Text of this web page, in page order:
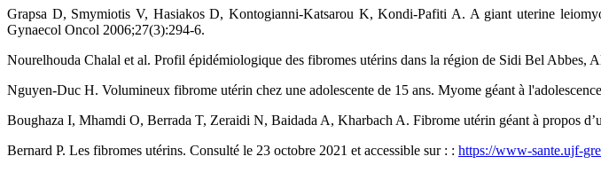
Grapsa D, Smymiotis V, Hasiakos D, Kontogianni-Katsarou K, Kondi-Pafiti A. A giant uterine
Gynaecol Oncol 2006;27(3):294-6.
Nourelhouda Chalal et al. Profil épidémiologique des fibromes utérins dans la région de Sidi Bel Abbes,
Nguyen-Duc H. Volumineux fibrome utérin chez une adolescente de 15 ans. Myome géant à
Boughaza I, Mhamdi O, Berrada T, Zeraidi N, Baidada A, Kharbach A. Fibrome utérin géant à propos
Bernard P. Les fibromes utérins. Consulté le 23 octobre 2021 et accessible sur : : https://www-sante.ujf-